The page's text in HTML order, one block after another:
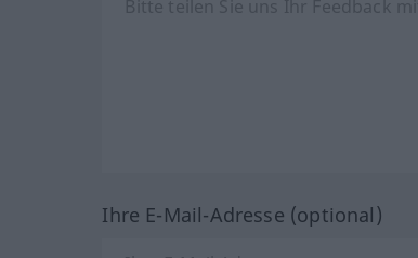
Ihre E-Mail-Adresse (optional)